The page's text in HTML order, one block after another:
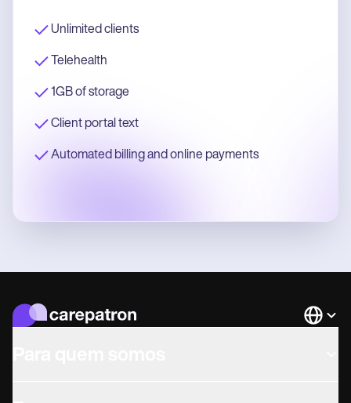
Unlimited clients
Telehealth
1GB of storage
Client portal text
Automated billing and online payments